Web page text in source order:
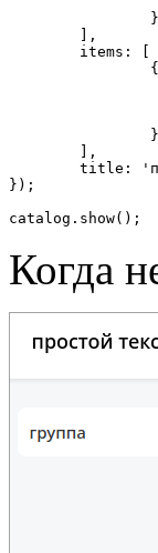
});
catalog.show();
Когда